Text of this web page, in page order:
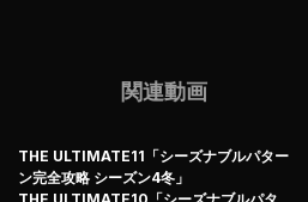
。
ーナメントでも重要な武器とな
ラグの使い分けとアクションテ
りを展開する中、表層オンリー
関連動画
THE ULTIMATE11「シーズナブルパター
ン完全攻略 シーズン4冬」